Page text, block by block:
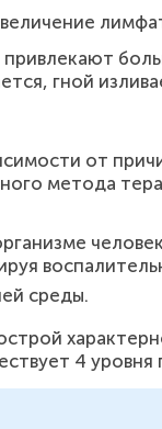
гной
от
метода
среды.
4